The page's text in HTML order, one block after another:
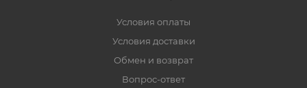
Условия оплаты
Условия доставки
Обмен и возврат
Вопрос-ответ